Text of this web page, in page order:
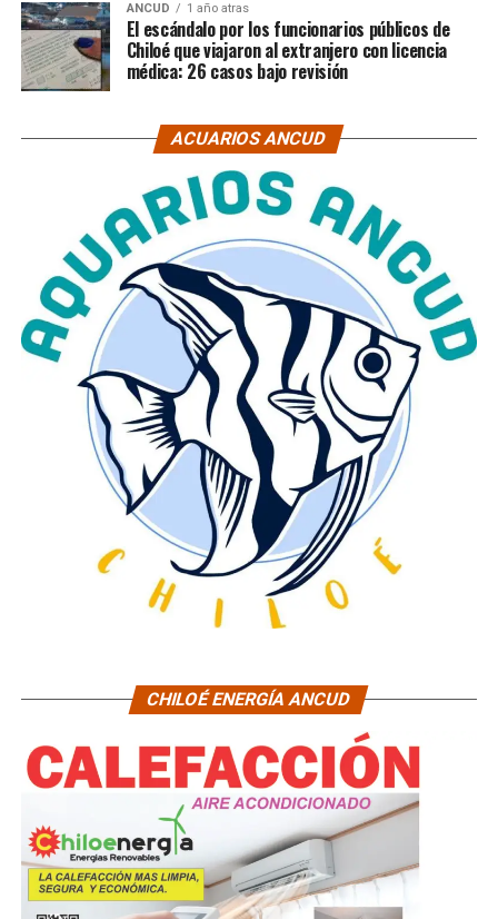
ANCUD 1 año atras
El escándalo por los funcionarios públicos de
Chiloé que viajaron al extranjero con licencia
médica: 26 casos bajo revisión
ACUARIOS ANCUD
CHILOÉ ENERGÍA ANCUD